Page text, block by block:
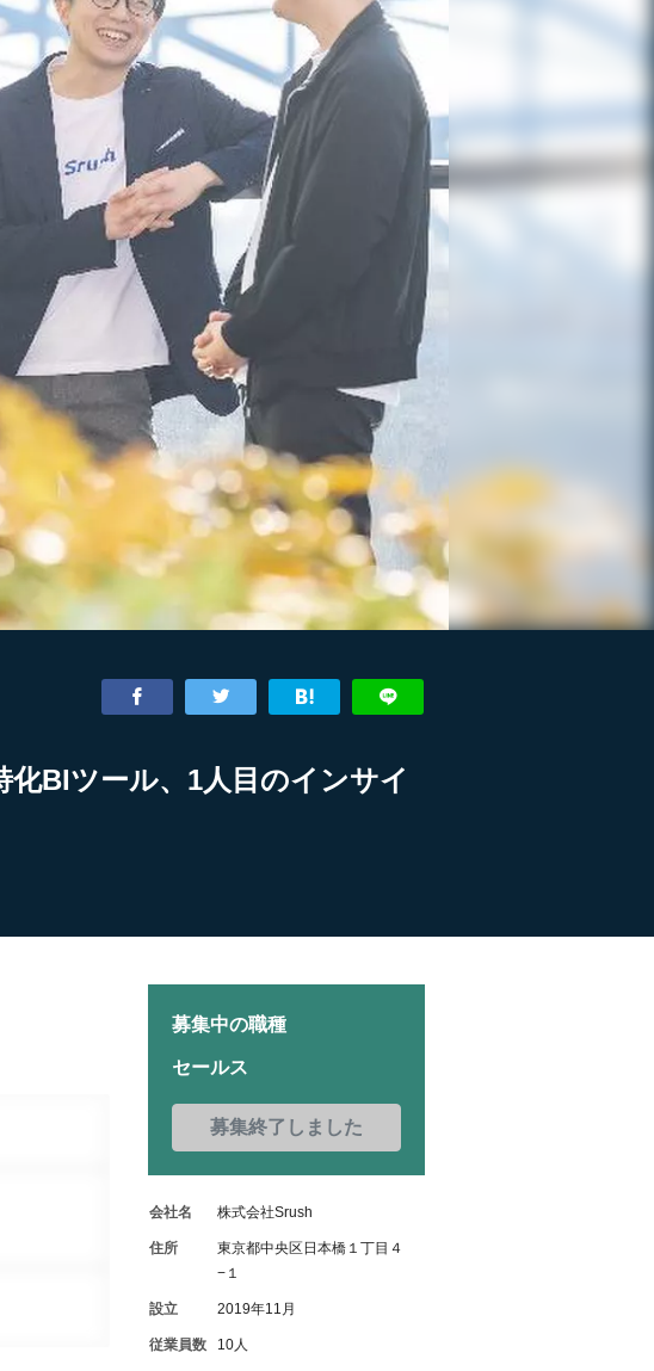
化BIツール、1人目のインサイ
募集中の職種
セールス
募集終了しました
会社名 株式会社Srush
住所
東京都中央区日本橋１丁目４
−１
設立 2019年11月
従業員数 10人